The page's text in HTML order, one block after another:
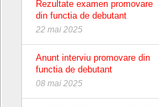
Rezultate examen promovare
din functia de debutant
22 mai 2025
Anunt interviu promovare din
functia de debutant
08 mai 2025